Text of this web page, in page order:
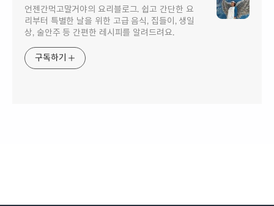
언젠간먹고말거야의 요리블로그. 쉽고 간단한 요
리부터 특별한 날을 위한 고급 음식, 집들이, 생일
상, 술안주 등 간편한 레시피를 알려드려요.
구독하기